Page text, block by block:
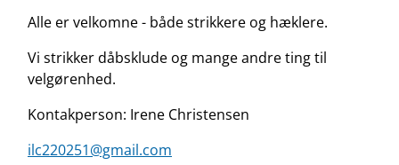
Alle er velkomne - både strikkere og hæklere.
Vi strikker dåbsklude og mange andre ting til
velgørenhed.
Kontakperson: Irene Christensen
ilc220251@gmail.com